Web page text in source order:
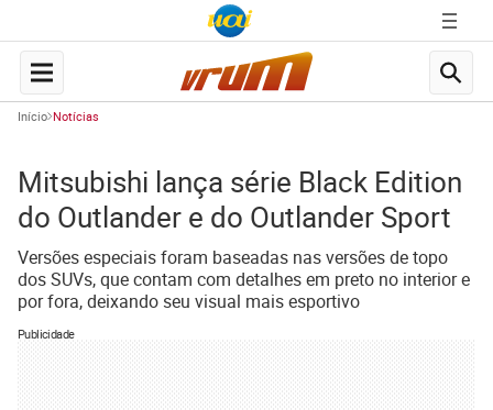
Início Notícias
Mitsubishi lança série Black Edition
do Outlander e do Outlander Sport
Versões especiais foram baseadas nas versões de topo
dos SUVs, que contam com detalhes em preto no interior e
por fora, deixando seu visual mais esportivo
Publicidade